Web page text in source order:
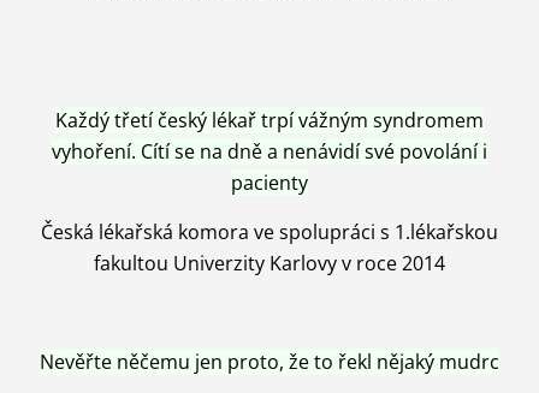
Každý třetí český lékař trpí vážným syndromem
vyhoření. Cítí se na dně a nenávidí své povolání i
pacienty
Česká lékařská komora ve spolupráci s 1.lékařskou
fakultou Univerzity Karlovy v roce 2014
Nevěřte něčemu jen proto, že to řekl nějaký mudrc